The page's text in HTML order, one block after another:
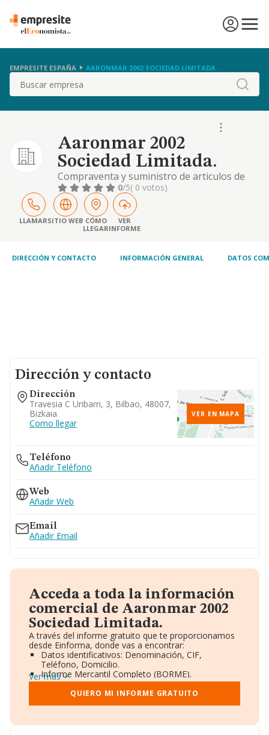
EMPRESITE ESPAÑA AARONMAR 2002 SOCIEDAD LIMITADA.
Buscar
Aaronmar 2002
Sociedad Limitada.
Compraventa y suministro de articulos de
alimentacion bebidas y ultramarinos
0/5( 0 votos)
LLAMARSITIO WEB CÓMO
LLEGAR
VER
INFORME
DIRECCIÓN Y CONTACTO INFORMACIÓN GENERAL DATOS
Dirección y contacto
Dirección
Travesia C Uribarri, 3, Bilbao, 48007,
Bizkaia
Como llegar
VER EN MAPA
Teléfono
Añadir Teléfono
Web
Añadir Web
Email
Añadir Email
Acceda a toda la información
comercial de Aaronmar 2002
Sociedad Limitada.
A través del informe gratuito que te proporcionamos
desde Einforma, donde vas a encontrar:
Datos identificativos: Denominación, CIF,
Teléfono, Domicilio.
Informe Mercantil Completo (BORME).
Gráficos de Evolución Ventas y Empleados.
Consejo de Administración y Administradores.
Directivos y Ejecutivos.
Ver más
QUIERO MI INFORME GRATUITO